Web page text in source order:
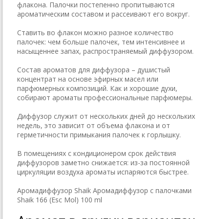
флакона. Палочки постепенно пропитываются
ароматическим составом и рассеивают его вокруг.
Ставить во флакон можно разное количество
палочек: чем больше палочек, тем интенсивнее и
насыщеннее запах, распространяемый диффузором.
Состав ароматов для диффузора – душистый
концентрат на основе эфирных масел или
парфюмерных композиций. Как и хорошие духи,
собирают ароматы профессиональные парфюмеры.
Диффузор служит от нескольких дней до нескольких
недель, это зависит от объема флакона и от
герметичности примыкания палочек к горлышку.
В помещениях с кондиционером срок действия
диффузоров заметно снижается: из-за постоянной
циркуляции воздуха ароматы испаряются быстрее.
Аромадиффузор Shaik Аромадиффузор с палочками
Shaik 166 (Esc Mol) 100 ml